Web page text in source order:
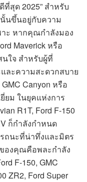
ที่สุด 2025” สำหรับ
นขึ้นอยู่กับความ
ะ หากคุณกำลังมอง
Maverick หรือ
นใจ สำหรับผู้ที่
ละความสะดวกสบาย
Canyon หรือ
ยม ในยุคแห่งการ
R1T, Ford F-150
ก็กำลังกำหนด
ถนะที่น่าทึ่งและมิตร
องคุณคือพละกำลัง
F-150, GMC
ZR2, Ford Super